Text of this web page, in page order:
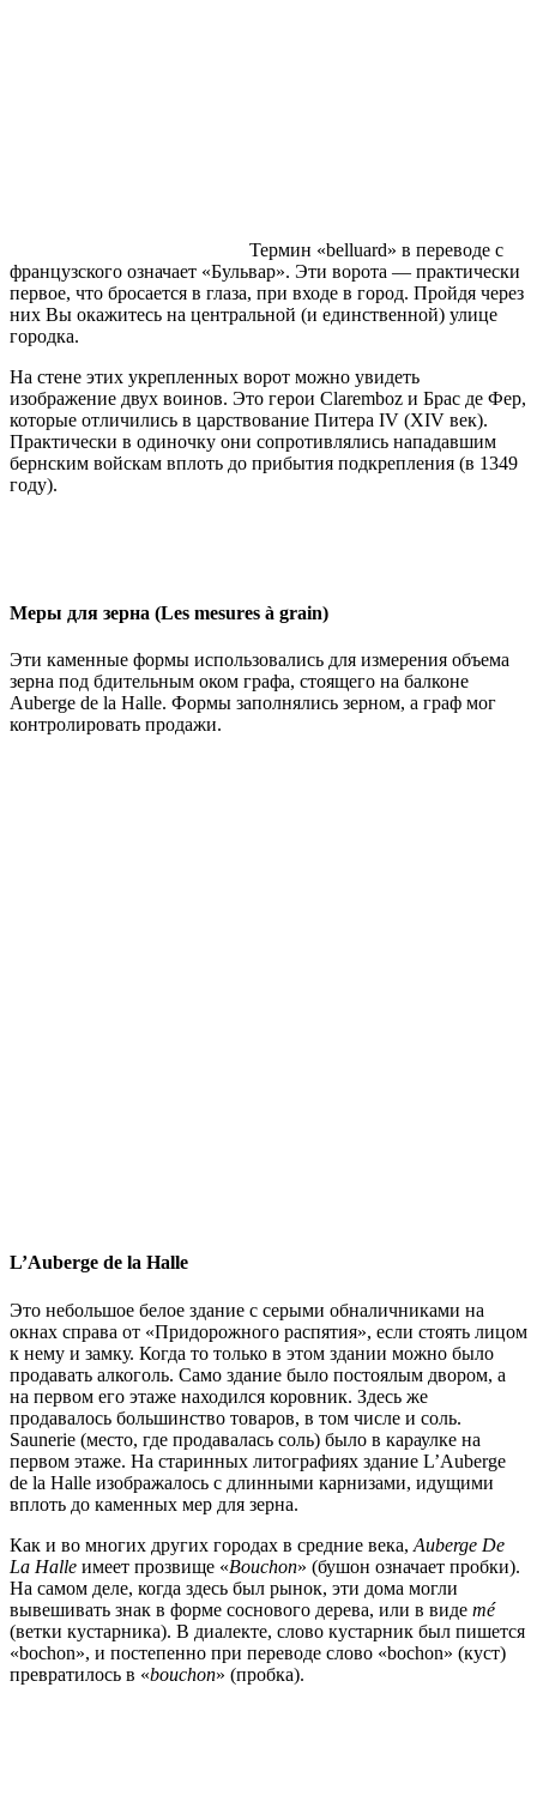
Термин «belluard» в переводе с
французского означает «Бульвар». Эти ворота — практически
первое, что бросается в глаза, при входе в город. Пройдя через
них Вы окажитесь на центральной (и единственной) улице
городка.
На стене этих укрепленных ворот можно увидеть
изображение двух воинов. Это герои Claremboz и Брас де Фер,
которые отличились в царствование Питера IV (XIV век).
Практически в одиночку они сопротивлялись нападавшим
бернским войскам вплоть до прибытия подкрепления (в 1349
году).
Меры для зерна (Les mesures à grain)
Эти каменные формы использовались для измерения объема
зерна под бдительным оком графа, стоящего на балконе
Auberge de la Halle. Формы заполнялись зерном, а граф мог
контролировать продажи.
L’Auberge de la Halle
Это небольшое белое здание с серыми обналичниками на
окнах справа от «Придорожного распятия», если стоять лицом
к нему и замку. Когда то только в этом здании можно было
продавать алкоголь. Само здание было постоялым двором, а
на первом его этаже находился коровник. Здесь же
продавалось большинство товаров, в том числе и соль.
Saunerie (место, где продавалась соль) было в караулке на
первом этаже. На старинных литографиях здание L’Auberge
de la Halle изображалось с длинными карнизами, идущими
вплоть до каменных мер для зерна.
Как и во многих других городах в средние века, Auberge De
La Halle имеет прозвище «Bouchon» (бушон означает пробки).
На самом деле, когда здесь был рынок, эти дома могли
вывешивать знак в форме соснового дерева, или в виде mé
(ветки кустарника). В диалекте, слово кустарник был пишется
«bochon», и постепенно при переводе слово «bochon» (куст)
превратилось в «bouchon» (пробка).